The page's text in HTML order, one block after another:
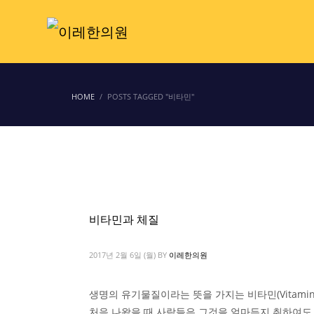
HOME POSTS TAGGED "비타민"
비타민과 체질
2017년 2월 6일 (월) BY 이레한의원
생명의 유기물질이라는 뜻을 가지는 비타민